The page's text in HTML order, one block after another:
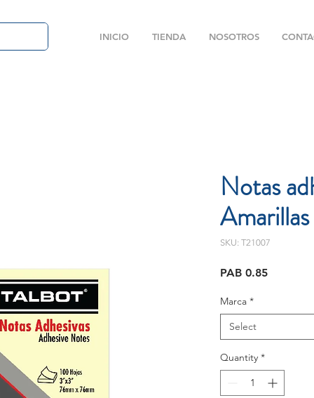
INICIO TIENDA NOSOTROS
Notas
Amarillas
SKU: T21007
PAB 0.85Price
Marca *
Select
Quantity *